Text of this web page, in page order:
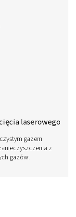
cięcie
azotu i tlenu,
cięcia.